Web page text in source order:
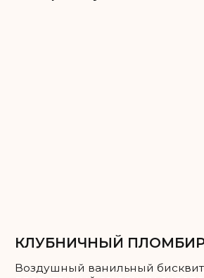
Каждый ярус можно сделать разной
начинкой, можно одной — на ваше
усмотрение!